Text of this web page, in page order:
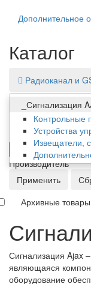
Дополнительное
Каталог
Радиоканал и
_Сигнализация
Контрольные
Устройства
Извещатели,
Фильтр
Цена
Производитель
Применить
Архивные товары
Сигнализация Ajax
являющаяся
оборудование